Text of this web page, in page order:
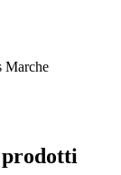
Marche